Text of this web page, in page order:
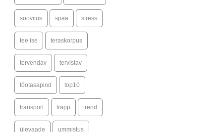
soovitus spaa stress
tee ise teraskorpus
tervendav tervistav
töötasapind top10
transport trapp trend
ülevaade ummistus